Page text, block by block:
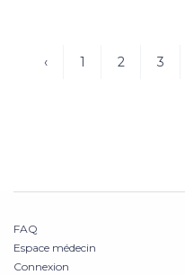
‹ 1 2 3
FAQ
Espace médecin
Connexion